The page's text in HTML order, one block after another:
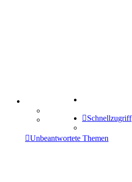
Comunio
Schnellzugriff
Unbeantwortete Themen